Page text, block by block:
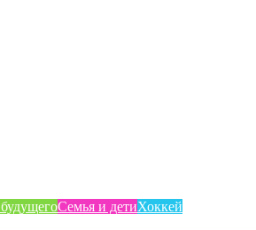
Семья и детиХоккей